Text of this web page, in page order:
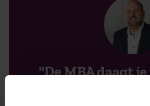
"De MBA daagt
buiten de